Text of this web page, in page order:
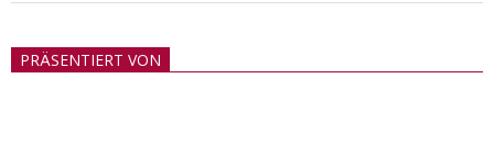
21PRÄSENTIERT VON